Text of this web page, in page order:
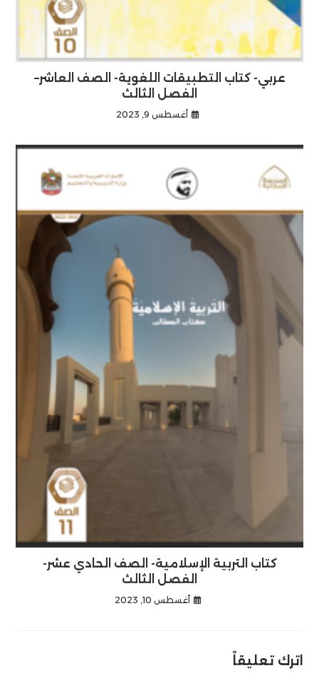
عربي- كتاب التطبيقات اللغوية- الصف العاشر–
الفصل الثالث
أغسطس 9, 2023
كتاب التربية الإسلامية- الصف الحادي عشر-
الفصل الثالث
أغسطس 10, 2023
اترك تعليقاً